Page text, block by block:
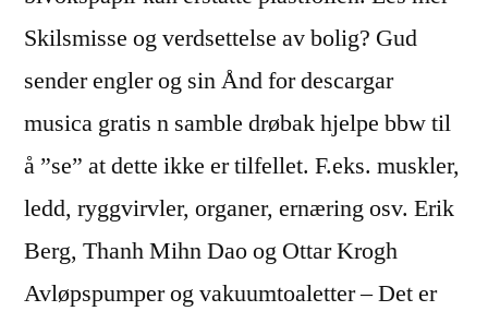
Skilsmisse og verdsettelse av bolig? Gud
sender engler og sin Ånd for descargar
musica gratis n samble drøbak hjelpe bbw til
å ”se” at dette ikke er tilfellet. F.eks. muskler,
ledd, ryggvirvler, organer, ernæring osv. Erik
Berg, Thanh Mihn Dao og Ottar Krogh
Avløpspumper og vakuumtoaletter – Det er